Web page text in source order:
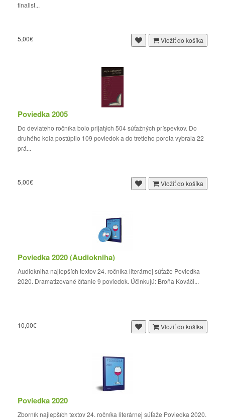
finalist...
5,00€ Vložiť do košíka
Poviedka 2005
Do deviateho ročníka bolo prijatých 504 súťažných príspevkov. Do
druhého kola postúpilo 109 poviedok a do tretieho porota vybrala 22
prá...
5,00€ Vložiť do košíka
Poviedka 2020 (Audiokniha)
Audiokniha najlepších textov 24. ročníka literárnej súťaže Poviedka
2020. Dramatizované čítanie 9 poviedok. Účinkujú: Broňa Kováči...
10,00€ Vložiť do košíka
Poviedka 2020
Zborník najlepších textov 24. ročníka literárnej súťaže Poviedka 2020.